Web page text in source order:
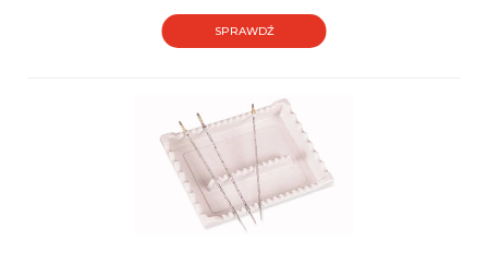
SPRAWDŹ